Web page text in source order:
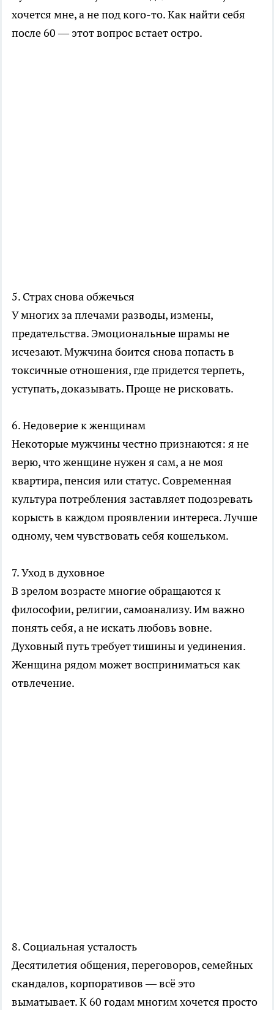
хочется мне, а не под кого-то. Как найти себя
после 60 — этот вопрос встает остро.
5. Страх снова обжечься
У многих за плечами разводы, измены,
предательства. Эмоциональные шрамы не
исчезают. Мужчина боится снова попасть в
токсичные отношения, где придется терпеть,
уступать, доказывать. Проще не рисковать.
6. Недоверие к женщинам
Некоторые мужчины честно признаются: я не
верю, что женщине нужен я сам, а не моя
квартира, пенсия или статус. Современная
культура потребления заставляет подозревать
корысть в каждом проявлении интереса. Лучше
одному, чем чувствовать себя кошельком.
7. Уход в духовное
В зрелом возрасте многие обращаются к
философии, религии, самоанализу. Им важно
понять себя, а не искать любовь вовне.
Духовный путь требует тишины и уединения.
Женщина рядом может восприниматься как
отвлечение.
8. Социальная усталость
Десятилетия общения, переговоров, семейных
скандалов, корпоративов — всё это
выматывает. К 60 годам многим хочется просто